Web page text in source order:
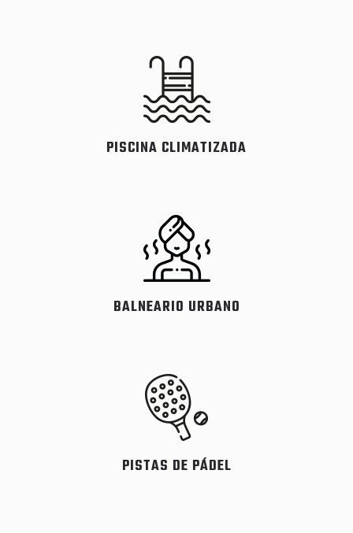
PISCINA CLIMATIZADA
BALNEARIO URBANO
PISTAS DE PÁDEL